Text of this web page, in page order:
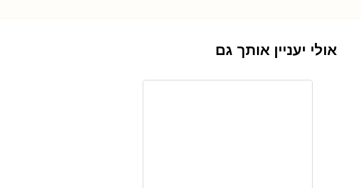
אולי יעניין אותך גם